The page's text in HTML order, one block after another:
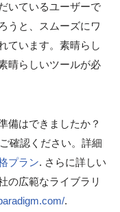
いているユーザーで
うと、スムーズにワ
ています。素晴らし
晴らしいツールが必
備はできましたか？
確認ください。詳細
プラン. さらに詳しい
の広範なライブラリ
.